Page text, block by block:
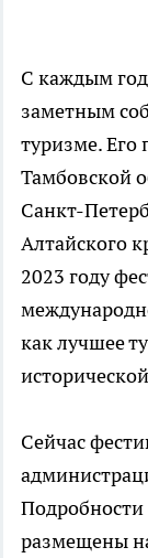
С каждым
заметным
туризме. Его
Тамбовской
Санкт-
Алтайского
2023 году
как лучшее
Сейчас
Подробности
размещены